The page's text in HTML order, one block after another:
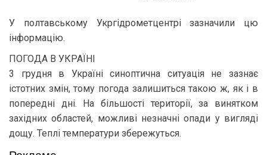
У полтавському Укргідрометцентрі зазначили цю
інформацію.
ПОГОДА В УКРАЇНІ
3 грудня в Україні синоптична ситуація не зазнає
істотних змін, тому погода залишиться такою ж, як і в
попередні дні. На більшості території, за винятком
західних областей, можливі незначні опади у вигляді
дощу. Теплі температури збережуться.